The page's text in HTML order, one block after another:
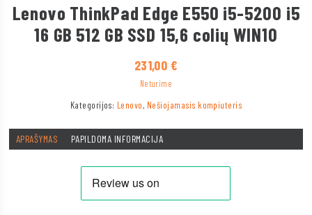
Lenovo ThinkPad Edge E550 i5-5200 i5
16 GB 512 GB SSD 15,6 colių WIN10
231,00 €
Neturime
Kategorijos: Lenovo, Nešiojamasis kompiuteris
APRAŠYMAS PAPILDOMA INFORMACIJA